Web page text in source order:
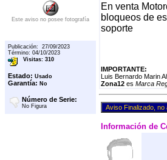
Este aviso no posee fotografía
Publicación: 27/09/2023
Término: 04/10/2023
Visitas: 310
Estado: Usado
Garantía: No
Número de Serie:
No Figura
En venta
bloqueos de
soporte
IMPORTANTE:
Luis Bernardo Marin
Zona12 es Marca
Información de